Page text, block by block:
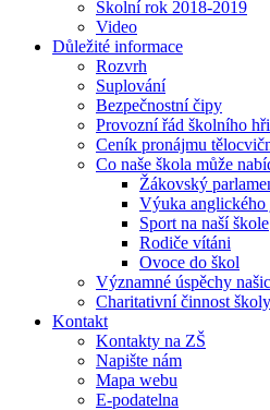
Školní rok 2018-2019
Video
Důležité informace
Rozvrh
Suplování
Bezpečnostní čipy
Provozní řád školního
Ceník pronájmu
Co naše škola může
Žákovský
Výuka
Sport na naší škole
Rodiče vítáni
Ovoce do škol
Významné úspěchy
Charitativní činnost školy
Kontakt
Kontakty na ZŠ
Napište nám
Mapa webu
E-podatelna